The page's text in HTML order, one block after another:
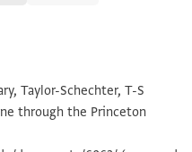
כתאבי יא]שיכי וריסי
Zoom and Rotate
לסידי וריסי
מן מימון אבן אפר[ים]
Taylor-Schechter, T-S
through the Princeton